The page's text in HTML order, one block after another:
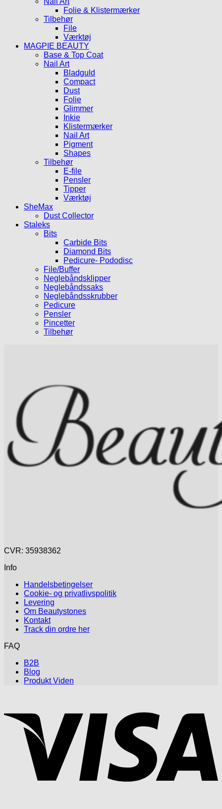
Folie & Klistermærker
Tilbehør
File
Værktøj
MAGPIE BEAUTY
Base & Top Coat
Nail Art
Bladguld
Compact
Dust
Folie
Glimmer
Inkie
Klistermærker
Nail Art
Pigment
Shapes
Tilbehør
E-file
Pensler
Tipper
Værktøj
SheMax
Dust Collector
Staleks
Bits
Carbide Bits
Diamond Bits
Pedicure- Pododisc
File/Buffer
Neglebåndsklipper
Neglebåndssaks
Neglebåndsskrubber
Pedicure
Pensler
Pincetter
Tilbehør
CVR: 35938362
Info
Handelsbetingelser
Cookie- og privatlivspolitik
Levering
Om Beautystones
Kontakt
Track din ordre her
FAQ
B2B
Blog
Produkt Viden